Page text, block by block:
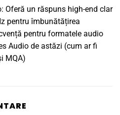
Oferă un răspuns high-end clar
pentru îmbunătățirea
pentru formatele audio
Audio de astăzi (cum ar fi
MQA)